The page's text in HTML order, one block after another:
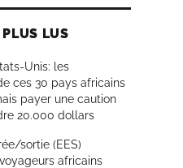
LUS
Unis: les
ces 30 pays africains
payer une caution
20.000 dollars
sortie (EES)
africains